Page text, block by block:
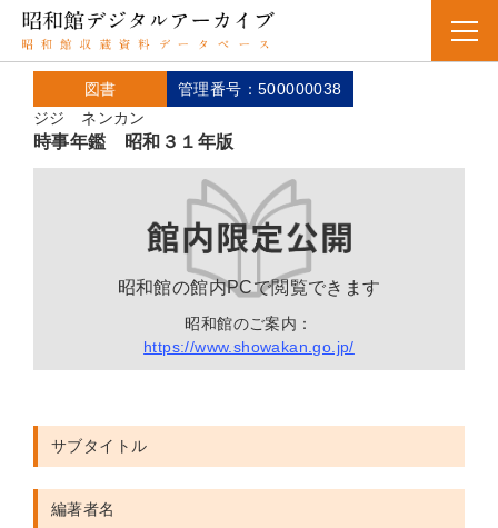
図書
ジジ ネンカン
管理番号：500000038
時事年鑑 昭和３１年版
昭和館の館内PCで閲覧できます
昭和館のご案内：
https://www.showakan.go.jp/
サブタイトル
編著者名